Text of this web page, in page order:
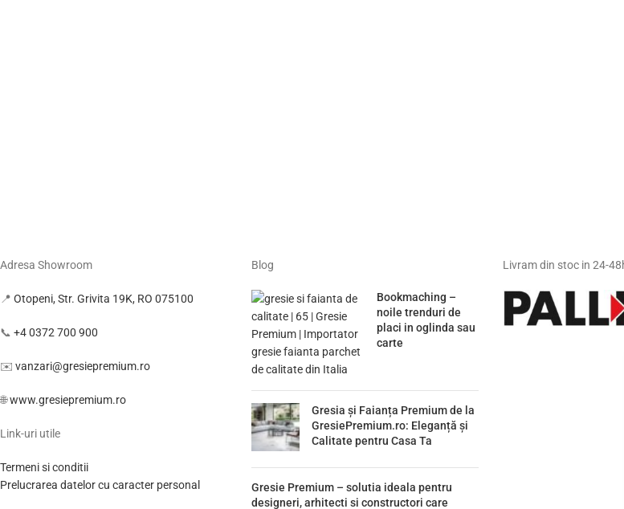
Adresa Showroom
📍 Otopeni, Str. Grivita 19K, RO 075100
📞 +4 0372 700 900
✉️ vanzari@gresiepremium.ro
🌐www.gresiepremium.ro
Link-uri utile
Termeni si conditii
Prelucrarea datelor cu caracter personal
Blog
Bookmaching –
noile trenduri de
placi in oglinda sau
carte
Gresia și Faianța Premium de la
GresiePremium.ro: Eleganță și
Calitate pentru Casa Ta
Gresie Premium – solutia ideala pentru
designeri, arhitecti si constructori care
Livram din stoc in 24-